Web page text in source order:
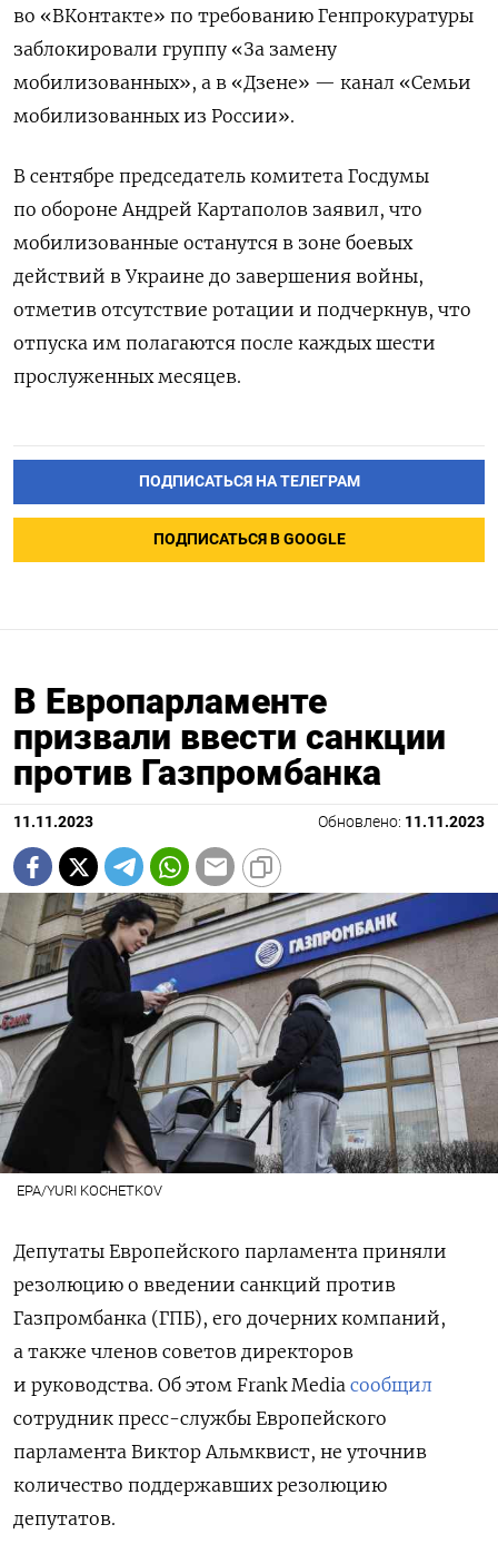
во «ВКонтакте» по требованию Генпрокуратуры
заблокировали группу «За замену
мобилизованных», а в «Дзене» — канал «Семьи
мобилизованных из России».
В сентябре председатель комитета Госдумы
по обороне Андрей Картаполов заявил, что
мобилизованные останутся в зоне боевых
действий в Украине до завершения войны,
отметив отсутствие ротации и подчеркнув, что
отпуска им полагаются после каждых шести
прослуженных месяцев.
ПОДПИСАТЬСЯ НА ТЕЛЕГРАМ
ПОДПИСАТЬСЯ В GOOGLE
В Европарламенте
призвали ввести санкции
против Газпромбанка
11.11.2023 Обновлено: 11.11.2023
EPA/YURI KOCHETKOV
Депутаты Европейского парламента приняли
резолюцию о введении санкций против
Газпромбанка (ГПБ), его дочерних компаний,
а также членов советов директоров
и руководства. Об этом Frank Media сообщил
сотрудник пресс-службы Европейского
парламента Виктор Альмквист, не уточнив
количество поддержавших резолюцию
депутатов.